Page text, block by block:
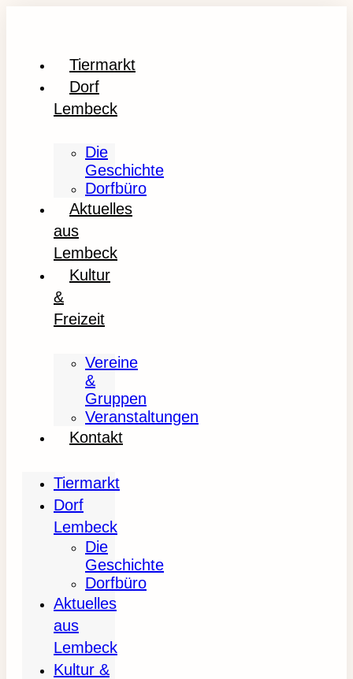
Tiermarkt
Dorf
Lembeck
Die
Geschichte
Dorfbüro
Aktuelles
aus
Lembeck
Kultur
&
Freizeit
Vereine
&
Gruppen
Veranstaltungen
Kontakt
Tiermarkt
Dorf
Lembeck
Die
Geschichte
Dorfbüro
Aktuelles
aus
Lembeck
Kultur &